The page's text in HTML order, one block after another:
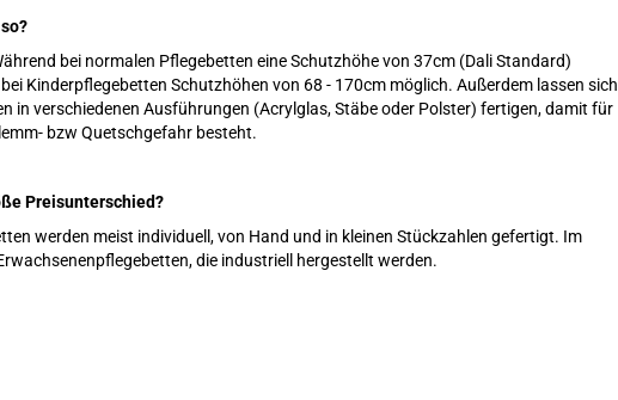
bei normalen Pflegebetten eine Schutzhöhe von 37cm (Dali Standard)
Kinderpflegebetten Schutzhöhen von 68 - 170cm möglich. Außerdem lassen sich
in verschiedenen Ausführungen (Acrylglas, Stäbe oder Polster) fertigen, damit für
bzw Quetschgefahr besteht.
Preisunterschied?
werden meist individuell, von Hand und in kleinen Stückzahlen gefertigt. Im
die industriell hergestellt werden.